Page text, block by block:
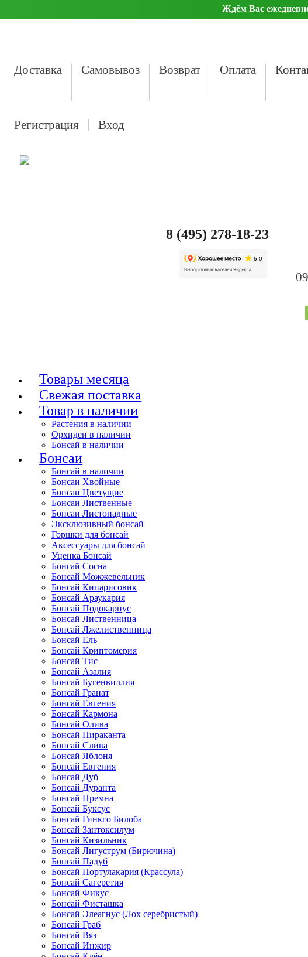
Ждём Вас
Доставка Самовывоз Возврат Оплата
Регистрация Вход
8 (495) 278-18-23
Товары месяца
Свежая поставка
Товар в наличии
Растения в наличии
Орхидеи в наличии
Бонсай в наличии
Бонсаи
Бонсай в наличии
Бонсаи Хвойные
Бонсаи Цветущие
Бонсаи Лиственные
Бонсаи Листопадные
Эксклюзивный бонсай
Горшки для бонсай
Аксессуары для бонсай
Уценка Бонсай
Бонсай Сосна
Бонсай Можжевельник
Бонсай Кипарисовик
Бонсай Араукария
Бонсай Подокарпус
Бонсай Лиственница
Бонсай Лжелиственница
Бонсай Ель
Бонсай Криптомерия
Бонсай Тис
Бонсай Азалия
Бонсай Бугенвиллия
Бонсай Гранат
Бонсай Евгения
Бонсай Кармона
Бонсай Олива
Бонсай Пираканта
Бонсай Слива
Бонсай Яблоня
Бонсай Евгения
Бонсай Дуб
Бонсай Дуранта
Бонсай Премна
Бонсай Буксус
Бонсай Гинкго Билоба
Бонсай Зантоксилум
Бонсай Кизильник
Бонсай Лигуструм (Бирючина)
Бонсай Падуб
Бонсай Портулакария (Крассула)
Бонсай Сагеретия
Бонсай Фикус
Бонсай Фисташка
Бонсай Элеагнус (Лох серебристый)
Бонсай Граб
Бонсай Вяз
Бонсай Инжир